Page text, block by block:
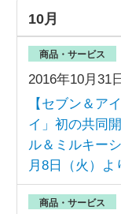
10月
2016年10月31日
商品・サービス
【セブン＆ア
イ」初の共同
ル＆ミルキー
月8日（火）よ
商品・サービス